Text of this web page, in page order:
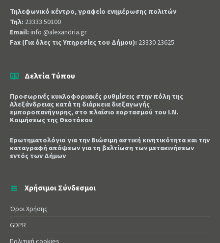
Τηλεφωνικό κέντρο, γραφείο ενημέρωσης πολιτών
Τηλ: 23333 50100
Email: info @alexandria.gr
Fax (Για όλες τις Υπηρεσίες του Δήμου): 23330 23625
Δελτία Τύπου
Προσωρινές κυκλοφοριακές ρυθμίσεις στην πόλη της
Αλεξάνδρειας κατά τη διάρκεια διεξαγωγής
εμποροπανήγυρης, στο πλαίσιο εορτασμού του Ι.Ν.
Κοιμήσεως της Θεοτόκου
Ερωτηματολόγιο για την Βιώσιμη αστική κινητικότητα και την
καταγραφή απόψεων για τη βελτίωση των μετακινήσεων
εντός των Δήμων
Χρήσιμοι Σύνδεσμοι
Όροι Χρήσης
GDPR
Πολιτική cookies